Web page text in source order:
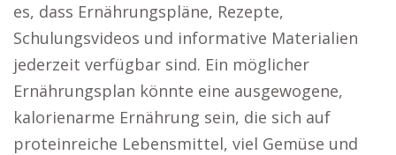
es, dass Ernährungspläne, Rezepte,
Schulungsvideos und informative Materialien
jederzeit verfügbar sind. Ein möglicher
Ernährungsplan könnte eine ausgewogene,
kalorienarme Ernährung sein, die sich auf
proteinreiche Lebensmittel, viel Gemüse und